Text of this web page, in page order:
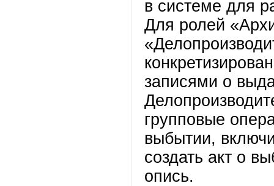
в системе для
Для ролей
записями о
групповые
выбытии,
создать акт о
опись.